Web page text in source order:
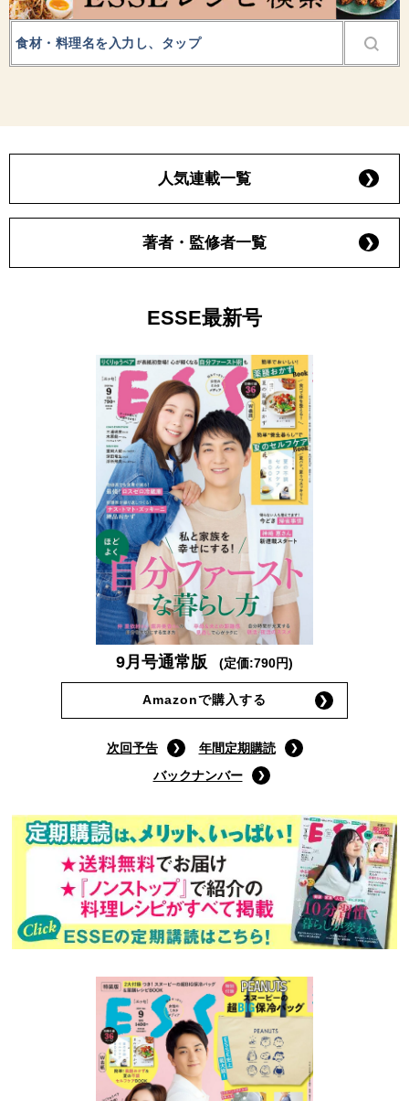
人気連載一覧
著者・監修者一覧
ESSE最新号
9月号通常版 (定価:790円)
Amazonで購入する
次回予告
年間定期購読
バックナンバー